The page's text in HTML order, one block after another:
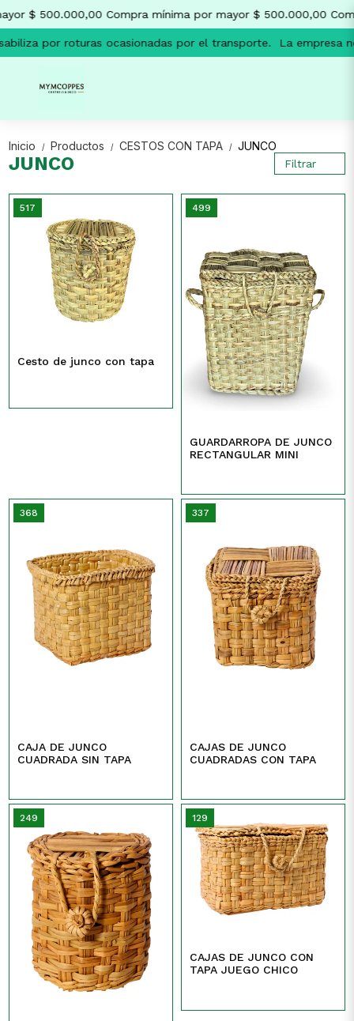
$ 500.000,00 Compra mínima por mayor $ 500.000,00
por roturas ocasionadas por el transporte. La empresa
Inicio / Productos / CESTOS CON TAPA / JUNCO
JUNCO Filtrar
517
Cesto de junco con tapa
499
GUARDARROPA DE JUNCO
RECTANGULAR MINI
368
CAJA DE JUNCO
CUADRADA SIN TAPA
337
CAJAS DE JUNCO
CUADRADAS CON TAPA
249 129
CAJAS DE JUNCO CON
TAPA JUEGO CHICO